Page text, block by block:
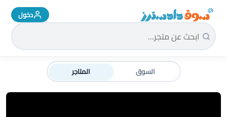
سوق دادسترز الرئيسية دخول
السوق المتاجر